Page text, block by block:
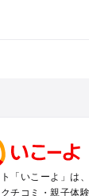
「いこーよ」は
チコミ・親子体